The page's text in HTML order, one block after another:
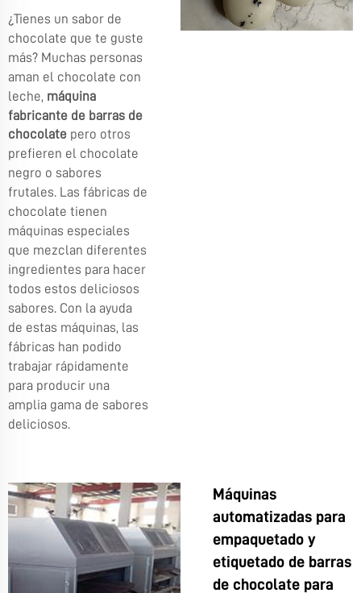
¿Tienes un sabor de
chocolate que te guste
más? Muchas personas
aman el chocolate con
leche, máquina
fabricante de barras de
chocolate pero otros
prefieren el chocolate
negro o sabores
frutales. Las fábricas de
chocolate tienen
máquinas especiales
que mezclan diferentes
ingredientes para hacer
todos estos deliciosos
sabores. Con la ayuda
de estas máquinas, las
fábricas han podido
trabajar rápidamente
para producir una
amplia gama de sabores
deliciosos.
Máquinas
automatizadas para
empaquetado y
etiquetado de barras
de chocolate para